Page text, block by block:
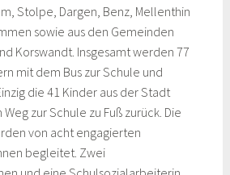
Stolpe, Dargen, Benz, Mellenthin
sowie aus den Gemeinden
Korswandt. Insgesamt werden 77
mit dem Bus zur Schule und
die 41 Kinder aus der Stadt
zur Schule zu Fuß zurück. Die
von acht engagierten
begleitet. Zwei